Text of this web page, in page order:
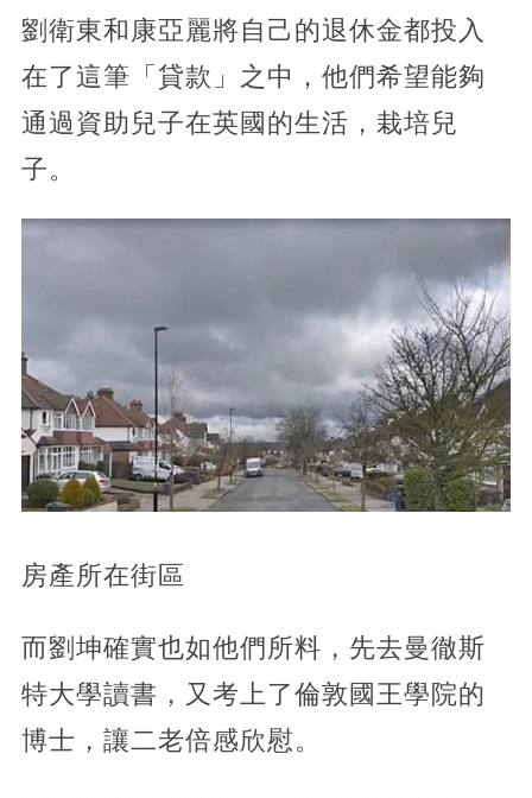
劉衛東和康亞麗將自己的退休金都投入
在了這筆「貸款」之中，他們希望能夠
通過資助兒子在英國的生活，栽培兒
子。
房產所在街區
而劉坤確實也如他們所料，先去曼徹斯
特大學讀書，又考上了倫敦國王學院的
博士，讓二老倍感欣慰。